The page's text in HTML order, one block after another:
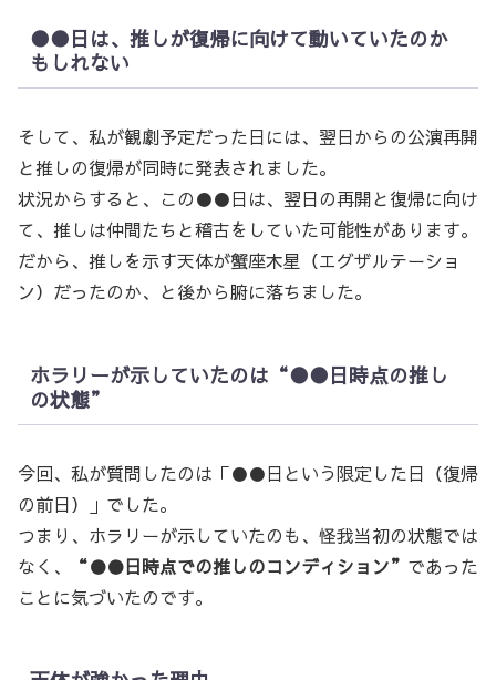
●●日は、推しが復帰に向けて動いていたのか
もしれない
そして、私が観劇予定だった日には、翌日からの公演再開
と推しの復帰が同時に発表されました。
状況からすると、この●●日は、翌日の再開と復帰に向け
て、推しは仲間たちと稽古をしていた可能性があります。
だから、推しを示す天体が蟹座木星（エグザルテーショ
ン）だったのか、と後から腑に落ちました。
ホラリーが示していたのは“●●日時点の推し
の状態”
今回、私が質問したのは「●●日という限定した日（復帰
の前日）」でした。
つまり、ホラリーが示していたのも、怪我当初の状態では
なく、
“●●日時点での推しのコンディション” であった
ことに気づいたのです。